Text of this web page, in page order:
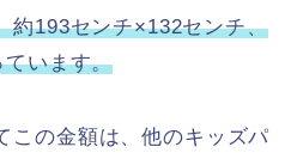
約193センチ×132センチ、
います。
この金額は、他のキッズパ